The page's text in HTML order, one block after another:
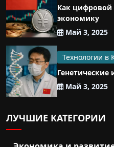
Как
экономику
Май 3, 2025
Технологии в
Генетические
Май 3, 2025
ЛУЧШИЕ КАТЕГОРИИ